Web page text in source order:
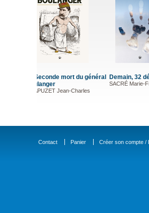
Demain, 32 décembre ?
SACRÉ Marie-Françoise
Un
coeur de
Contact Panier Créer son compte /